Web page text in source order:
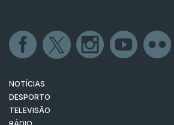
NOTÍCIAS
DESPORTO
TELEVISÃO